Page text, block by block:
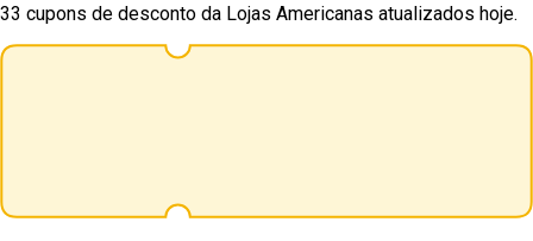
33 cupons de desconto da Lojas Americanas atualizados hoje.